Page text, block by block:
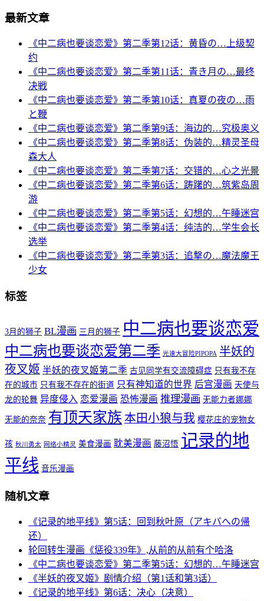
最新文章
《中二病也要谈恋爱》第二季第12话：黄昏の…上级契
约
《中二病也要谈恋爱》第二季第11话：青き月の…最终
决戦
《中二病也要谈恋爱》第二季第10话：真夏の夜の…雨
と鞭
《中二病也要谈恋爱》第二季第9话：海边的…究极奥义
《中二病也要谈恋爱》第二季第8话：伪装的…精灵圣母
森大人
《中二病也要谈恋爱》第二季第7话：交错的…心之光景
《中二病也要谈恋爱》第二季第6话：踌躇的…筑紫岛周
游
《中二病也要谈恋爱》第二季第5话：幻想的…午睡迷宫
《中二病也要谈恋爱》第二季第4话：纯洁的…学生会长
选举
《中二病也要谈恋爱》第二季第3话：追撃の…魔法魔王
少女
标签
3月的狮子 BL漫画 三月的狮子 中二病也要谈恋爱
中二病也要谈恋爱第二季 光速大冒险PIPOPA 半妖的
夜叉姬 半妖的夜叉姬第二季 古见同学有交流障碍症 只有我不存
在的城市 只有我不存在的街道 只有神知道的世界 后宫漫画 天使与
龙的轮舞 异度侵入 恋爱漫画 恐怖漫画 推理漫画 无能力者娜娜
无能的奈奈 有顶天家族 本田小狼与我 樱花庄的宠物女
孩 秋川勇太 网络小精灵 美食漫画 耽美漫画 藤沼悟 记录的地
平线 音乐漫画
随机文章
《记录的地平线》第5话：回到秋叶原（アキバへの帰
还）
轮回转生漫画《惩役339年》,从前的从前有个哈洛
《中二病也要谈恋爱》第二季第5话：幻想的…午睡迷宫
《半妖的夜叉姬》剧情介绍（第1话和第3话）
《记录的地平线》第6话：决心（决意）